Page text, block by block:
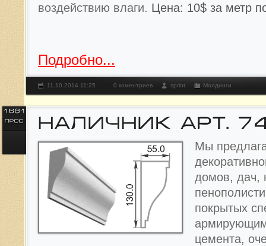
воздействию влаги. Цена: 10$ за метр
Подробно...
11.10.2014 11:25 0 коментриев sprint Молдинги
Мы
домов, дач,
покрытых
цемента,